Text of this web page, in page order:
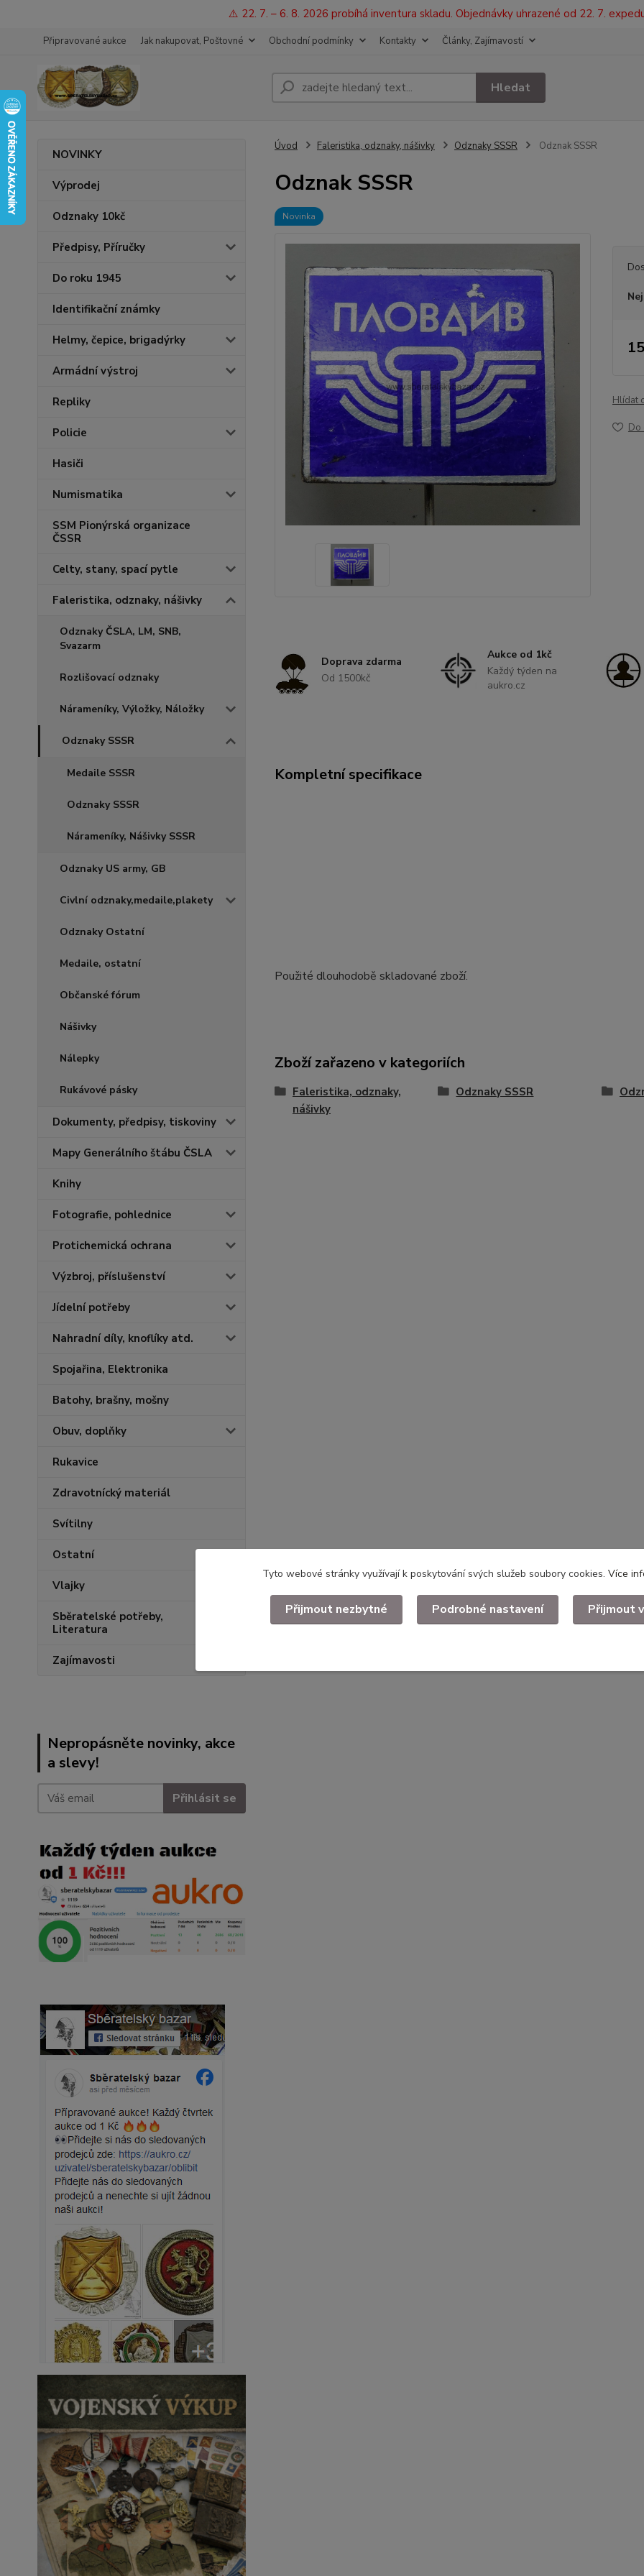
⚠️ 22. 7. – 6. 8. 2026 probíhá inventura skladu. Objednávky uhrazené od 22. 7.
Připravované aukce Jak nakupovat, Poštovné Obchodní podmínky Kontakty Články, Zajímavostí
Hledat
NOVINKY
Výprodej
Odznaky 10kč
Předpisy, Příručky
Do roku 1945
Identifikační známky
Helmy, čepice, brigadýrky
Armádní výstroj
Repliky
Policie
Hasiči
Numismatika
SSM Pionýrská organizace
ČSSR
Celty, stany, spací pytle
Faleristika, odznaky, nášivky
Odznaky ČSLA, LM, SNB,
Svazarm
Rozlišovací odznaky
Nárameníky, Výložky, Náložky
Odznaky SSSR
Medaile SSSR
Odznaky SSSR
Nárameníky, Nášivky SSSR
Odznaky US army, GB
Civlní odznaky,medaile,plakety
Odznaky Ostatní
Medaile, ostatní
Občanské fórum
Nášivky
Nálepky
Rukávové pásky
Dokumenty, předpisy, tiskoviny
Mapy Generálního štábu ČSLA
Knihy
Fotografie, pohlednice
Protichemická ochrana
Výzbroj, příslušenství
Jídelní potřeby
Nahradní díly, knoflíky atd.
Spojařina, Elektronika
Batohy, brašny, mošny
Obuv, doplňky
Rukavice
Zdravotnícký materiál
Svítilny
Ostatní
Vlajky
Sběratelské potřeby,
Literatura
Zajímavosti
Nepropásněte novinky, akce
a slevy!
Přihlásit se
Úvod Faleristika, odznaky, nášivky Odznaky SSSR Odznak SSSR
Odznak SSSR
Novinka
Hlídat
Do
Doprava zdarma
Od 1500kč
Aukce od 1kč
Každý týden na
aukro.cz
Kompletní specifikace
Použité dlouhodobě skladované zboží.
Zboží zařazeno v kategoriích
Faleristika, odznaky,
nášivky
Odznaky SSSR
Tyto webové stránky využívají k poskytování svých služeb soubory cookies. Více
Přijmout nezbytné Podrobné nastavení Přijmout